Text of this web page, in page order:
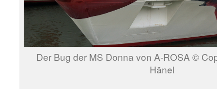
Der Bug der MS Donna von A-ROSA ©
Hänel